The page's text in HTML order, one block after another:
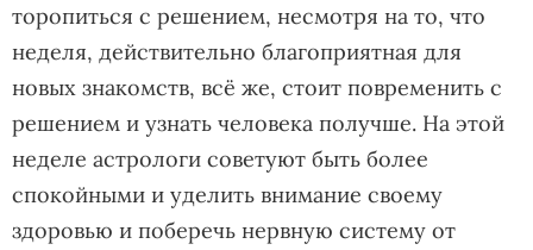
торопиться с решением, несмотря на то, что
неделя, действительно благоприятная для
новых знакомств, всё же, стоит повременить с
решением и узнать человека получше. На этой
неделе астрологи советуют быть более
спокойными и уделить внимание своему
здоровью и поберечь нервную систему от